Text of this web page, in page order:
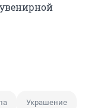
Украшение